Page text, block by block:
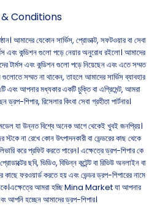
Conditions
যেকোন সার্ভিস, প্রোডাক্ট, সফটওয়ার বা সেবা
এবং কন্ডিশন গুলো পড়ে নেয়ার অনুরোধ রইলো। আমাদের
টার্মস এবং কন্ডিশন গুলো পড়ে নিয়েছেন এবং এতে সম্মত
সম্মত না থাকেন, তাহলে আমাদের সার্ভিস ব্যাবহার
আপনার মধ্যকার একটি চুক্তি বা এগ্রিমেন্ট, আমরা
শিপার, রিসেলার কিংবা সেবা গ্রহীতা পার্টনার।
যা উন্নত বিশ্বে অনেক আগে থেকেই খুবই জনপ্রিয়।
না রেখে কোন উৎপাদনকারী বা ভেন্ডরের কাছ থেকে
করে প্রফিট করতে পারেন। এক্ষেত্রে ড্রপ-শিপার কে
ছবি, ভিডিও, বিভিন্ন কন্টেন্ট বা রিভিউ অনলাইন বা
কাছে ফরওয়ার্ড করতে হয় এবং ভেন্ডর ড্রপ-শিপারের নামে
থাকে।এক্ষেত্রে আমরা হচ্ছি Mina Market যা আপনার
আপনি হচ্ছেন আমাদের ড্রপ-শিপার।